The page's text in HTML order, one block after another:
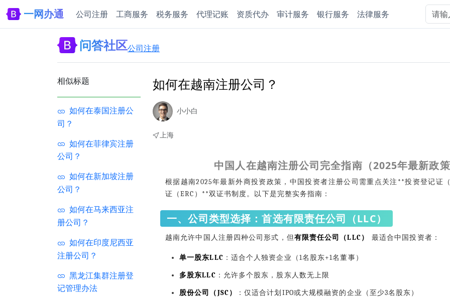
一网办通 公司注册 工商服务 税务服务 代理记账 资质代办 审计服务 银行服务 法律服务
问答社区公司注册
相似标题
如何在泰国注册公
司？
如何在菲律宾注册
公司？
如何在新加坡注册
公司？
如何在马来西亚注
册公司？
如何在印度尼西亚
注册公司？
黑龙江集群注册登
记管理办法
如何在越南注册公司？
小小白
上海
中国人在越南注册公司完全指南（2025年最新政
根据越南2025年最新外商投资政策，中国投资者注册公司需重点关注**投资登记证
证（ERC）**双证书制度。以下是完整实务指南：
一、公司类型选择：首选有限责任公司（LLC）
越南允许中国人注册四种公司形式，但有限责任公司（LLC） 最适合中国投资者：
单一股东LLC ：适合个人独资企业（1名股东+1名董事）
多股东LLC ：允许多个股东，股东人数无上限
股份公司（JSC） ：仅适合计划IPO或大规模融资的企业（至少3名股东）